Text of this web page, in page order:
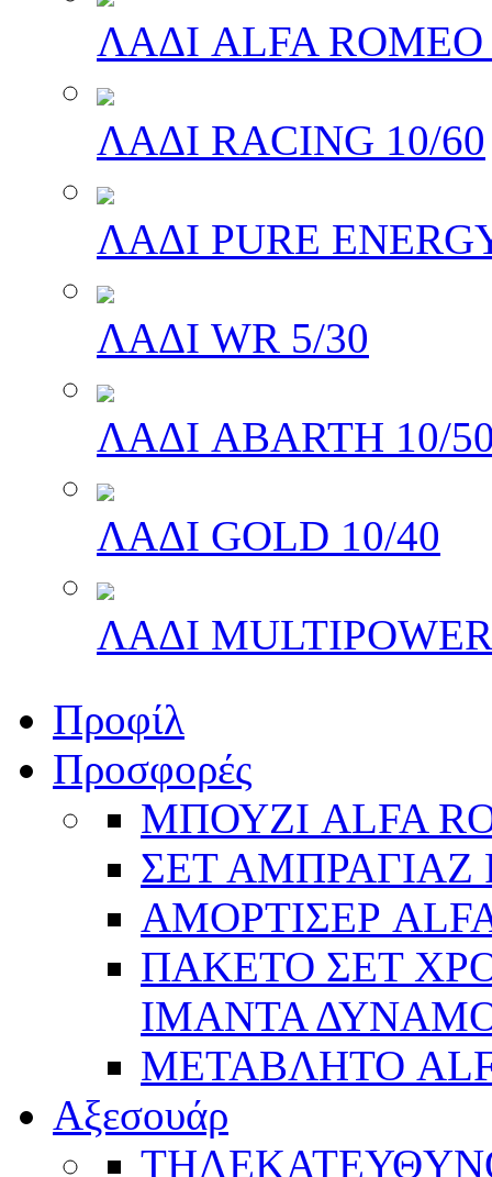
ΛΑΔΙ ALFA
ΛΑΔΙ RACING 10/60
ΛΑΔΙ PURE
ΛΑΔΙ WR 5/30
ΛΑΔΙ ABARTH 10/
ΛΑΔΙ GOLD 10/40
ΛΑΔΙ
Προφίλ
Προσφορές
ΜΠΟΥΖΙ ALFA
ΣΕΤ ΑΜΠΡΑΓΙΑΖ
ΑΜΟΡΤΙΣΕΡ
ΠΑΚΕΤΟ ΣΕΤ
ΙΜΑΝΤΑ ΔΥΝΑΜΟ
ΜΕΤΑΒΛΗΤΟ
Αξεσουάρ